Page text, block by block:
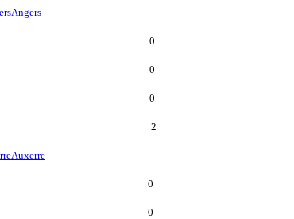
Angers
0
0
0
2
Auxerre
0
0